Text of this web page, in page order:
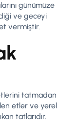
günümüze
ve geceyi
vermiştir.
tatmadan
etler ve yerel
tatlarıdır.